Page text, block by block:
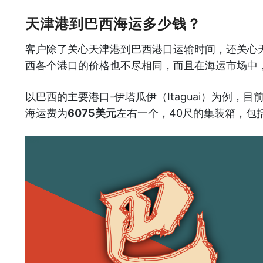
天津港到巴西海运多少钱？
客户除了关心天津港到巴西港口运输时间，还关
西各个港口的价格也不尽相同，而且在海运市场中
以巴西的主要港口-伊塔瓜伊（Itaguai）为例，目
海运费为6075美元左右一个，40尺的集装箱，包